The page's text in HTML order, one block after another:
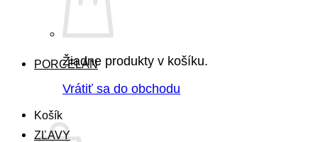
Žiadne produkty v košíku.
Vrátiť sa do obchodu
Košík
PORCELÁN
ZĽAVY